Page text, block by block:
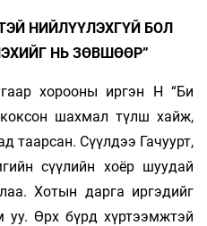
НИЙЛҮҮЛЭХГҮЙ БОЛ
НЬ ЗӨВШӨӨР”
хорооны иргэн Н “Би
шахмал түлш хайж,
таарсан. Сүүлдээ Гачуурт,
сүүлийн хоёр шуудай
Хотын дарга иргэдийг
Өрх бүрд хүртээмжтэй